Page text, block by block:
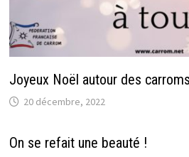
Joyeux Noël autour des carroms
20 décembre, 2022
On se refait une beauté !